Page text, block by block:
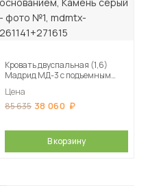
Кровать двуспальная (1,6)
Мадрид МД-3 с подъемным
Цена
85 635 38 060
В корзину